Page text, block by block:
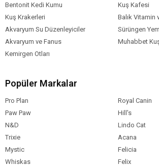
Bentonit Kedi Kumu
Kuş Kafesi
Kuş Krakerleri
Balık Vitamin
Akvaryum Su Düzenleyiciler
Sürüngen
Akvaryum ve Fanus
Muhabbet
Kemirgen Otları
Popüler Markalar
Pro Plan
Royal Canin
Paw Paw
Hill's
N&D
Lindo Cat
Trixie
Acana
Mystic
Felicia
Whiskas
Felix